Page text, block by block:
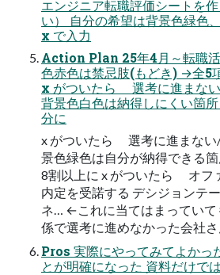
エンジニア転職評価シートを
い） 自分の希望は背景色緑色
x で入力
Action Plan 25年4月～転職
色赤色は禁忌肢(もどき) →全5
x がついたら 選考に進まな
背景色白色は納得しにくい箇
分に
x がついたら 選考に進まない
景色緑色は自分が納得できる
8割以上に x がついたら オフ
内定を受諾する デシジョンテ
ネ… ←これに当てはまってい
係で選考に進めなかった会社
Pros 実際にやってみてよかっ
とが明確になった 資料だけで